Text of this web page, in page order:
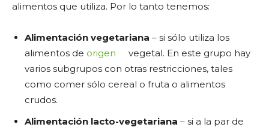
alimentos que utiliza. Por lo tanto tenemos:
Alimentación vegetariana – si sólo utiliza los
alimentos de origen
vegetal. En este grupo hay
varios subgrupos con otras restricciones, tales
como comer sólo cereal o fruta o alimentos
crudos.
Alimentación lacto-vegetariana – si a la par de